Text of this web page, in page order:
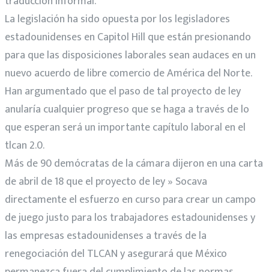
La legislación ha sido opuesta por los legisladores
estadounidenses en Capitol Hill que están presionando
para que las disposiciones laborales sean audaces en un
nuevo acuerdo de libre comercio de América del Norte.
Han argumentado que el paso de tal proyecto de ley
anularía cualquier progreso que se haga a través de lo
que esperan será un importante capítulo laboral en el
tlcan 2.0.
Más de 90 demócratas de la cámara dijeron en una carta
de abril de 18 que el proyecto de ley » Socava
directamente el esfuerzo en curso para crear un campo
de juego justo para los trabajadores estadounidenses y
las empresas estadounidenses a través de la
renegociación del TLCAN y asegurará que México